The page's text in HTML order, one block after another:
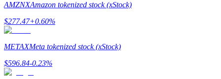
Share 500000 CASHCAT prize pool
Exclusive for BitMart Users
Register & Trade to Win 500,000 USDT
AMZNXAmazon tokenized stock (xStock)
$277.47+0.60%
METAXMeta tokenized stock (xStock)
$596.84-0.23%